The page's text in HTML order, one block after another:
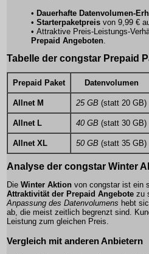
• Dauerhafte Datenvolumen-
• Starterpaketpreis von 9,99 €
• Attraktive Preis-Leistungs-
Prepaid Angeboten
Tabelle der congstar Prepaid
Prepaid Paket Datenvolumen
Allnet M 25 GB (statt 20 GB)
Allnet L 40 GB (statt 30 GB)
Allnet XL 50 GB (statt 35 GB)
Analyse der congstar Winter
Die Winter Aktion von congstar ist ein
Attraktivität der Prepaid Angebote zu
Anpassung des Datenvolumens hebt
ab, die meist zeitlich begrenzt sind.
Leistung zum gleichen Preis.
Vergleich mit anderen Anbietern